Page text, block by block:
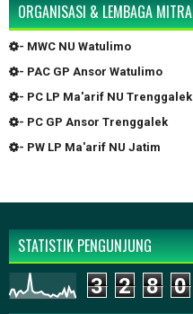
ORGANISASI & LEMBAGA MITRA
- MWC NU Watulimo
- PAC GP Ansor Watulimo
- PC LP Ma'arif NU Trenggalek
- PC GP Ansor Trenggalek
- PW LP Ma'arif NU Jatim
STATISTIK PENGUNJUNG
3 2 8 0